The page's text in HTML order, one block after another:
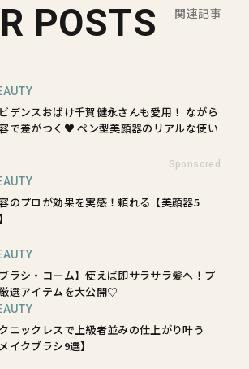
POSTS 関連記事
デンスおばけ千賀健永さんも愛用！ ながら
で差がつく♥ ペン型美顔器のリアルな使い
Sponsored
のプロが効果を実感！頼れる【美顔器5
ブラシ・コーム】使えば即サラサラ髪へ！プ
選アイテムを大公開♡
ニックレスで上級者並みの仕上がり叶う
メイクブラシ9選】